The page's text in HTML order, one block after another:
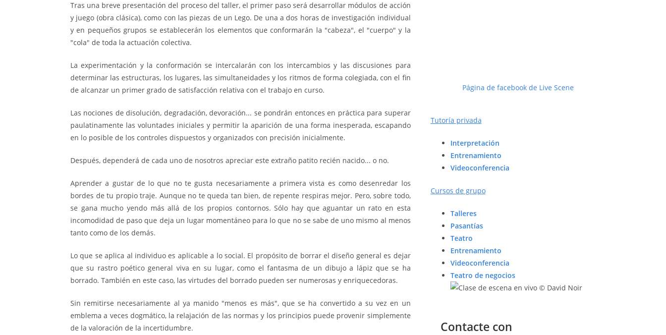
Tras una breve presentación del proceso del taller, el primer paso será desarrollar módulos de acción
y juego (obra clásica), como con las piezas de un Lego. De una a dos horas de investigación individual
y en pequeños grupos se establecerán los elementos que conformarán la "cabeza", el "cuerpo" y la
"cola" de toda la actuación colectiva.
La experimentación y la conformación se intercalarán con los intercambios y las discusiones para
determinar las estructuras, los lugares, las simultaneidades y los ritmos de forma colegiada, con el fin
de alcanzar un primer grado de satisfacción relativa con el trabajo en curso.
Las nociones de disolución, degradación, devoración... se pondrán entonces en práctica para superar
paulatinamente las voluntades iniciales y permitir la aparición de una forma inesperada, escapando
en lo posible de los controles dispuestos y organizados con precisión inicialmente.
Después, dependerá de cada uno de nosotros apreciar este extraño patito recién nacido... o no.
Aprender a gustar de lo que no te gusta necesariamente a primera vista es como desenredar los
bordes de tu propio traje. Aunque no te queda tan bien, de repente respiras mejor. Pero, sobre todo,
se gana mucho yendo más allá de los propios contornos. Sólo hay que aguantar un rato en esta
incomodidad de paso que deja un lugar momentáneo para lo que no se sabe de uno mismo al menos
tanto como de los demás.
Lo que se aplica al individuo es aplicable a lo social. El propósito de borrar el diseño general es dejar
que su rastro poético general viva en su lugar, como el fantasma de un dibujo a lápiz que se ha
borrado. También en este caso, las virtudes del borrado pueden ser numerosas y enriquecedoras.
Sin remitirse necesariamente al ya manido "menos es más", que se ha convertido a su vez en un
emblema a veces dogmático, la relajación de las normas y los principios puede provenir simplemente
de la valoración de la incertidumbre.
Página de facebook de Live Scene
Tutoría privada
Interpretación
Entrenamiento
Videoconferencia
Cursos de grupo
Talleres
Pasantías
Teatro
Entrenamiento
Videoconferencia
Teatro de negocios
Contacte con